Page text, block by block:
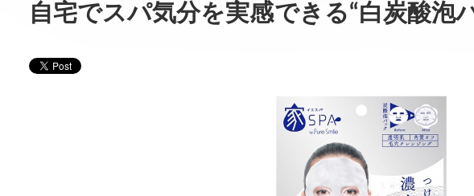
自宅でスパ気分を実感できる“白炭酸泡